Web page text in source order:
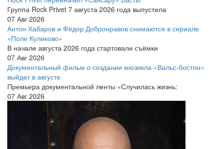
Группа Rock Privet 7 августа 2026 года выпустила
07 Авг 2026
Антон Хабаров и Фёдор Добронравов снимаются в сериале
«Поле Куликово»
В начале августа 2026 года стартовали съёмки
07 Авг 2026
Документальный фильм о создании мюзикла «Вальс-бостон»
выйдет в августе
Премьера документальной ленты «Случилась жизнь:
07 Авг 2026